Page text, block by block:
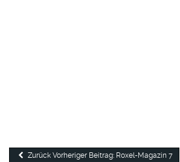
Vorheriger Beitrag: Roxel-Magazin 7
Zurück